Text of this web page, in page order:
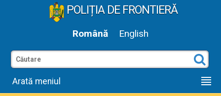
POLIȚIA DE FRONTIERĂ
Română English
Arată meniul